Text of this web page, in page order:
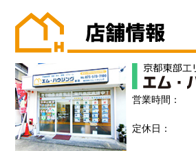
営業時間：
定休日：